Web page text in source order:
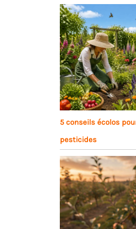
5 conseils écolos
pesticides